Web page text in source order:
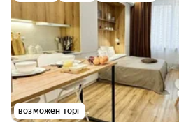
возможен торг